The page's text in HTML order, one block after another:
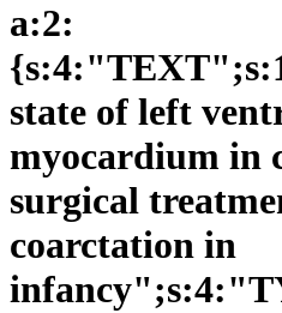
a:2:
state of left
myocardium in
surgical
coarctation in